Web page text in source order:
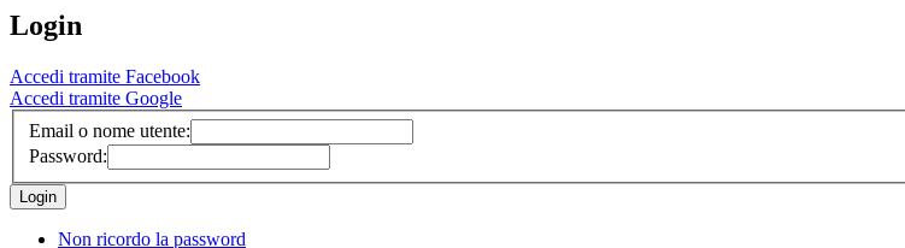
Login
Accedi tramite Facebook
Accedi tramite Google
Email o nome utente:
Password:
Non ricordo la password